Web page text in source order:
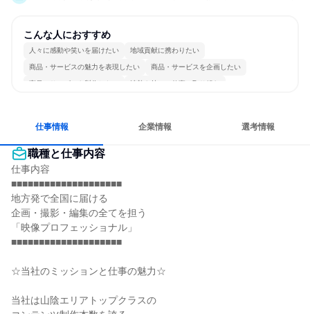
こんな人におすすめ
人々に感動や笑いを届けたい 地域貢献に携わりたい
商品・サービスの魅力を表現したい 商品・サービスを企画したい
商品・サービスを製作したい 情熱を持って仕事に取り組む
仕事情報 企業情報 選考情報
職種と仕事内容
仕事内容
■■■■■■■■■■■■■■■■■■■■
地方発で全国に届ける
企画・撮影・編集の全てを担う
「映像プロフェッショナル」
■■■■■■■■■■■■■■■■■■■■
☆当社のミッションと仕事の魅力☆
当社は山陰エリアトップクラスの